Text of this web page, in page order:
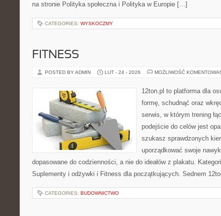
na stronie Polityka społeczna i Polityka w Europie […]
CATEGORIES: WYSKOCZMY
FITNESS
POSTED BY ADMIN LUT - 24 - 2026 MOŻLIWOŚĆ
12ton.pl to platforma dla
formę, schudnąć oraz
serwis, w którym trening
podejście do celów jest
szukasz sprawdzonych
uporządkować swoje
dopasowane do codzienności, a nie do ideałów z plakatu.
Suplementy i odżywki i Fitness dla początkujących. Sednem
CATEGORIES: BUDOWNICTWO